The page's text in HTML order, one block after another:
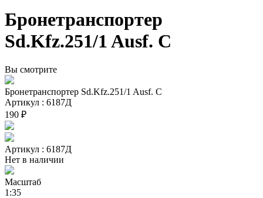
Бронетранспортер
Sd.Kfz.251/1 Ausf. C
Вы смотрите
Бронетранспортер Sd.Kfz.251/1 Ausf. C
Артикул : 6187Д
190 ₽
Артикул : 6187Д
Нет в наличии
Масштаб
1:35